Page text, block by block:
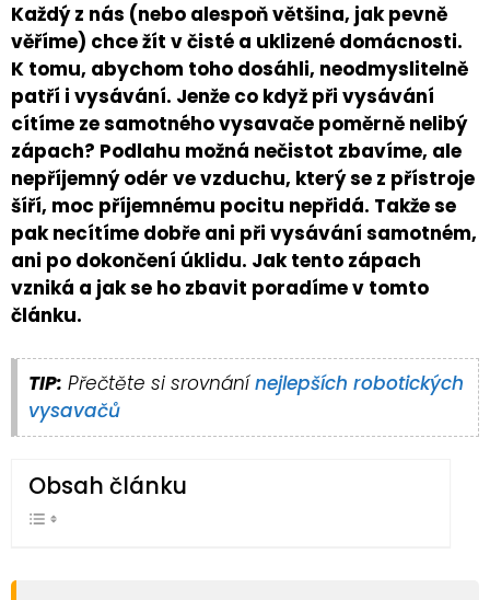
Každý z nás (nebo alespoň většina, jak pevně
věříme) chce žít v čisté a uklizené domácnosti.
K tomu, abychom toho dosáhli, neodmyslitelně
patří i vysávání. Jenže co když při vysávání
cítíme ze samotného vysavače poměrně nelibý
zápach? Podlahu možná nečistot zbavíme, ale
nepříjemný odér ve vzduchu, který se z přístroje
šíří, moc příjemnému pocitu nepřidá. Takže se
pak necítíme dobře ani při vysávání samotném,
ani po dokončení úklidu. Jak tento zápach
vzniká a jak se ho zbavit poradíme v tomto
článku.
TIP: Přečtěte si srovnánínejlepších robotických
vysavačů
Obsah článku